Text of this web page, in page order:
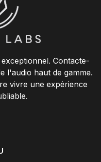
Contacte-
l'audio haut de gamme.
vivre une expérience